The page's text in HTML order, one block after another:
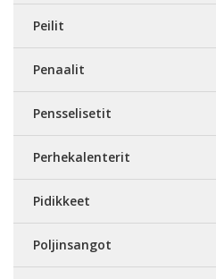
Peilit
Penaalit
Pensselisetit
Perhekalenterit
Pidikkeet
Poljinsangot